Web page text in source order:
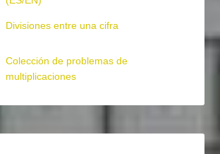
Divisiones entre una cifra
Colección de problemas de
multiplicaciones